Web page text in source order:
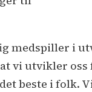
medspiller i
utvikler oss
beste i folk.